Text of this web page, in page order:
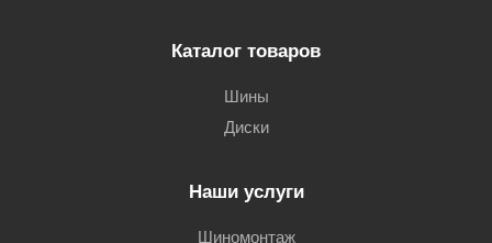
Каталог товаров
Шины
Диски
Наши услуги
Шиномонтаж